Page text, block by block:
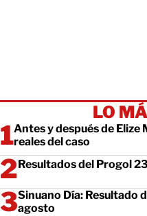
LO
Antes y después de Elize
reales del caso
Resultados del Progol
Sinuano Día: Resultado
agosto